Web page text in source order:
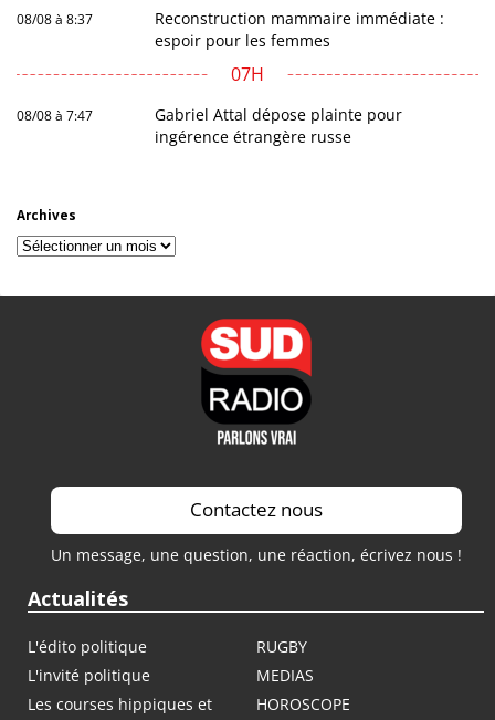
08/08 à 8:37
Reconstruction mammaire immédiate :
espoir pour les femmes
07H
08/08 à 7:47
Gabriel Attal dépose plainte pour
ingérence étrangère russe
Archives
Archives
Contactez nous
Un message, une question, une réaction, écrivez nous !
Actualités
L'édito politique
RUGBY
L'invité politique
MEDIAS
Les courses hippiques et
HOROSCOPE